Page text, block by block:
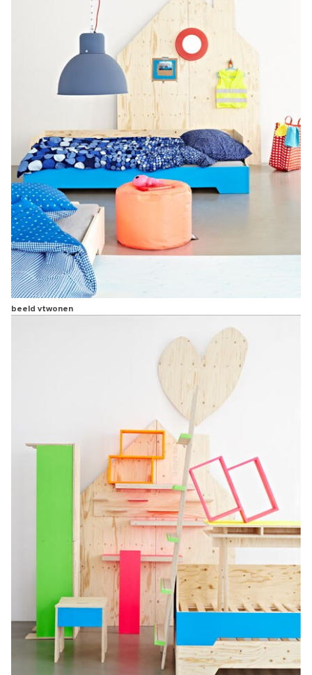
beeld vtwonen